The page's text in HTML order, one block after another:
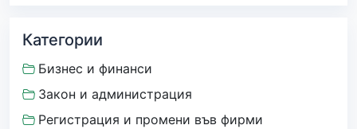
Категории
Бизнес и финанси
Закон и администрация
Регистрация и промени във фирми